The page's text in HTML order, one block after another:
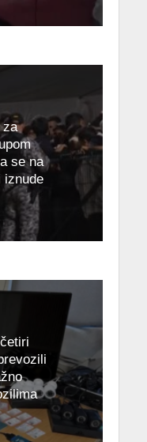
za
se na
iznude